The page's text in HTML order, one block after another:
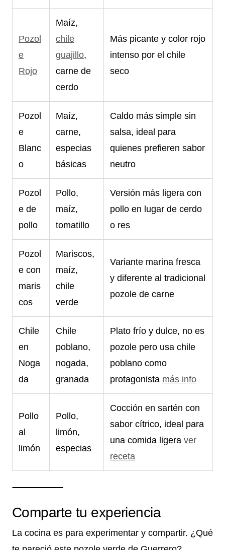
Pozol
e
Rojo
Maíz,
chile
guajillo,
carne de
cerdo
Más picante y color rojo
intenso por el chile
seco
Pozol
e
Blanc
o
Maíz,
carne,
especias
básicas
Caldo más simple sin
salsa, ideal para
quienes prefieren sabor
neutro
Pozol
e de
pollo
Pollo,
maíz,
tomatillo
Versión más ligera con
pollo en lugar de cerdo
o res
Pozol
e con
maris
cos
Mariscos,
maíz,
chile
verde
Variante marina fresca
y diferente al tradicional
pozole de carne
Chile
en
Noga
da
Chile
poblano,
nogada,
granada
Plato frío y dulce, no es
pozole pero usa chile
poblano como
protagonista más info
Pollo
al
limón
Pollo,
limón,
especias
Cocción en sartén con
sabor cítrico, ideal para
una comida ligera ver
receta
Comparte tu experiencia
La cocina es para experimentar y compartir. ¿Qué